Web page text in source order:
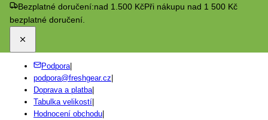
Bezplatné doručení:nad 1.500 KčPři nákupu nad 1 500 Kč
bezplatné doručení.
Podpora|
podpora@freshgear.cz
Doprava a platba|
Tabulka velikostí
Hodnocení obchodu